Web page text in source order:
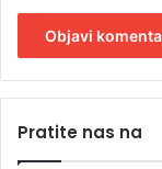
tPratite nas na